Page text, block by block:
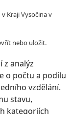
Kraji Vysočina v
nebo uložit.
z analýz
o počtu a podílu
vzdělání.
stavu,
kategoriích